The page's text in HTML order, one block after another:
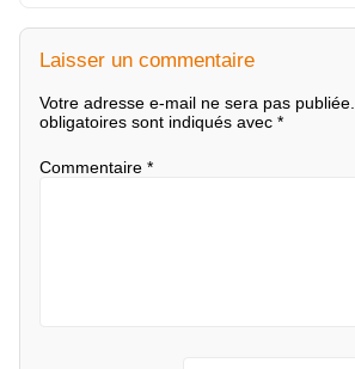
Laisser un commentaire
Votre adresse e-mail ne sera pas publiée.
obligatoires sont indiqués avec *
Commentaire *